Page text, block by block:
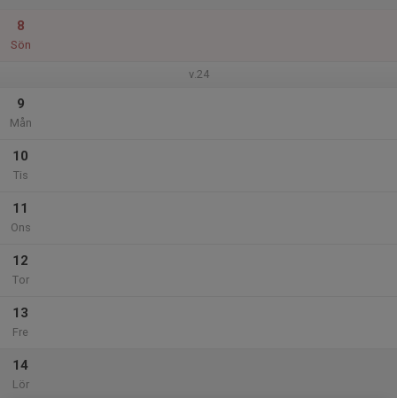
8
Sön
v.24
9
Mån
10
Tis
11
Ons
12
Tor
13
Fre
14
Lör